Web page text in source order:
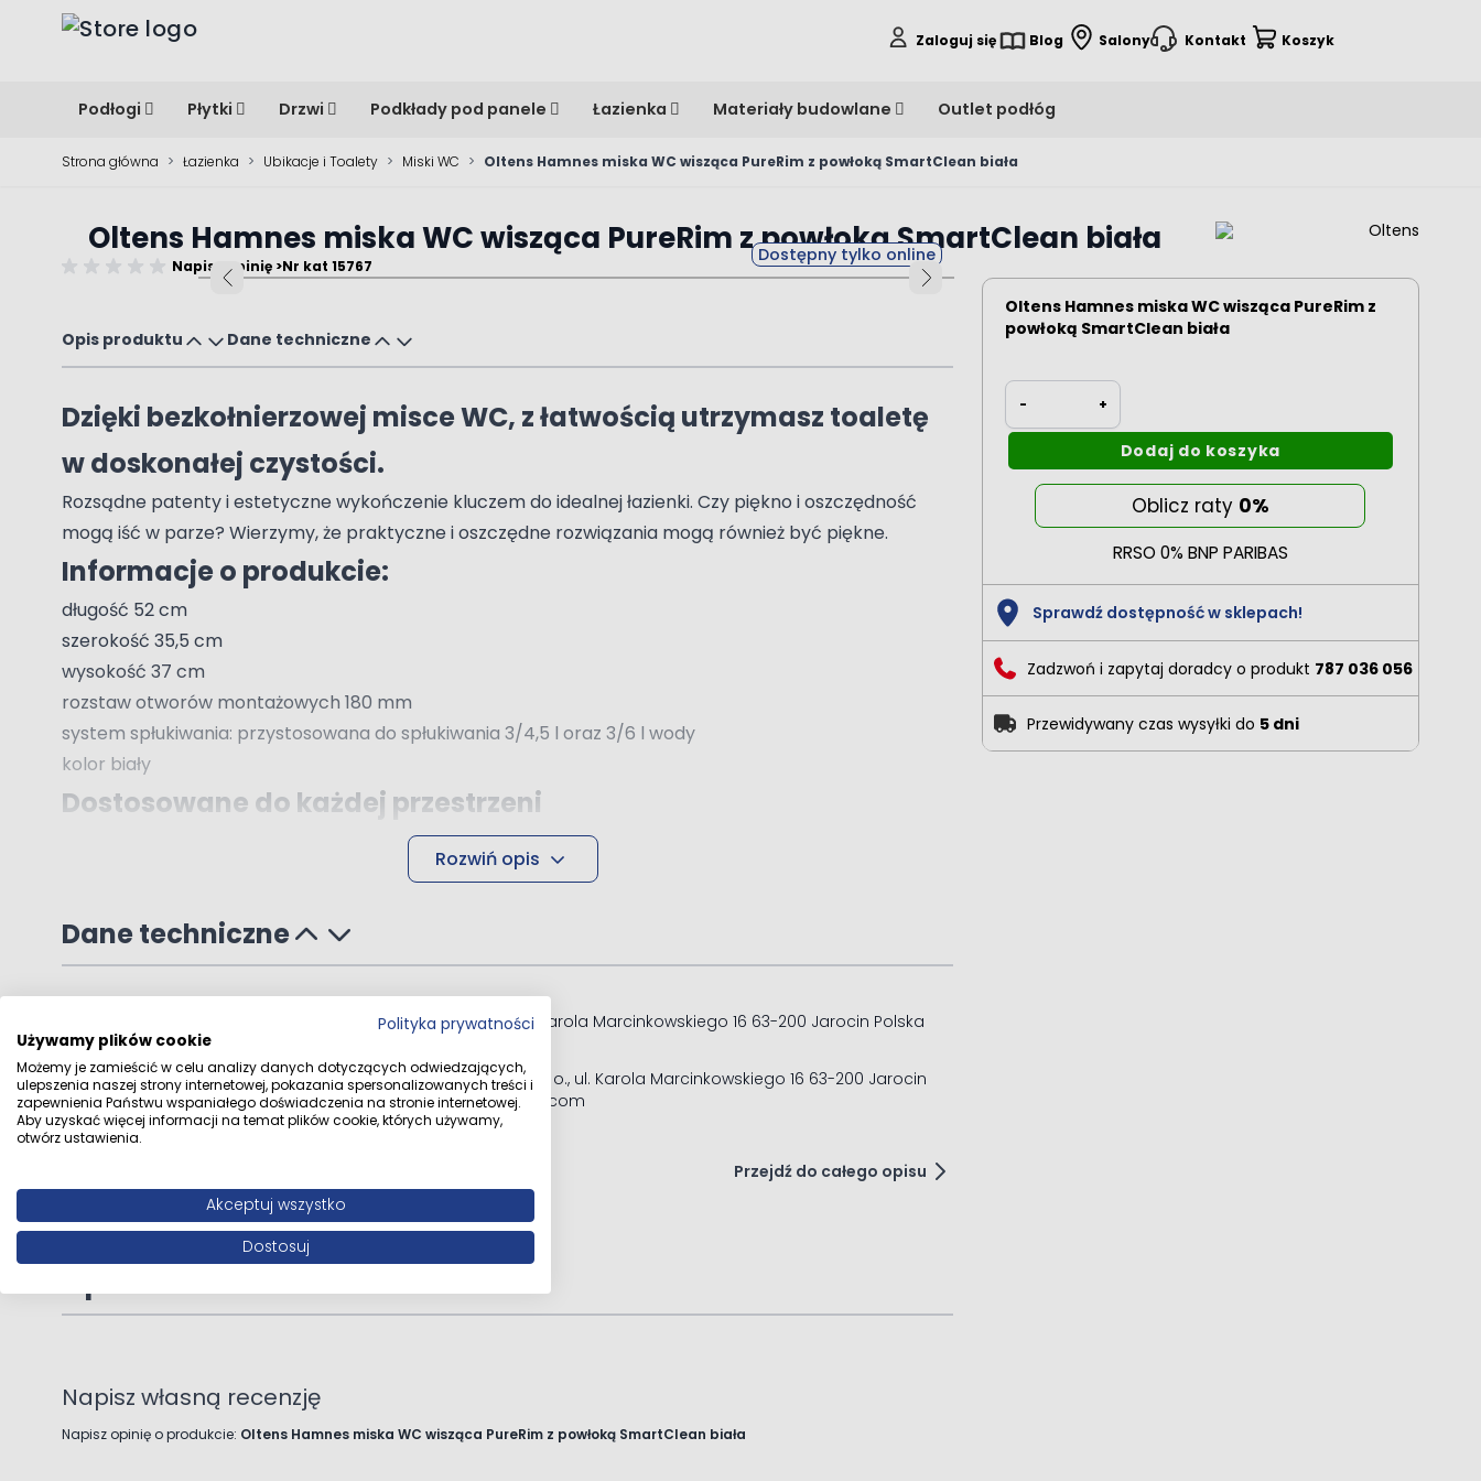
Przejdź do treści
Zaloguj się Blog Salony Kontakt Koszyk
Podłogi Płytki Drzwi Podkłady pod panele Łazienka Materiały budowlane Outlet podłóg
Strona główna > Łazienka > Ubikacje i Toalety > Miski WC > Oltens Hamnes miska WC wisząca PureRim z powłoką SmartClean biała
Oltens Hamnes miska WC wisząca PureRim z powłoką SmartClean biała
Napisz opinię >Nr kat 15767
Dostępny tylko online
Main image
Click to view image in fullscreen
Opis produktu Dane techniczne
Dzięki bezkołnierzowej misce WC, z łatwością utrzymasz toaletę
w doskonałej czystości.
Rozsądne patenty i estetyczne wykończenie kluczem do idealnej łazienki. Czy piękno i oszczędność
mogą iść w parze? Wierzymy, że praktyczne i oszczędne rozwiązania mogą również być piękne.
Informacje o produkcie:
długość 52 cm
szerokość 35,5 cm
wysokość 37 cm
rozstaw otworów montażowych 180 mm
system spłukiwania: przystosowana do spłukiwania 3/4,5 l oraz 3/6 l wody
kolor biały
Dostosowane do każdej przestrzeni
Planując wszystkie elementy kolekcji wzięliśmy pod uwagę rozsądną cenę oraz systemy, które
pomogą kontrolować zużycie wody i energii, ale nie zapomnieliśmy o estetycznym wykończeniu.
Dedykowany stelaż podtynkowy
Dedykowany stelaż podtynkowy to pewność na długie lata.
Zawartość zestawu:
miska WC
zestaw montażowy
instrukcja montażu miski WC
Montaż podwieszanej miski WC
Rozwiń opis
Dane techniczne
Oltens Sp. z o. o. ul. Karola Marcinkowskiego 16 63-200 Jarocin Polska
Dane producenta
Oltens Oltens Sp. z o. o., ul. Karola Marcinkowskiego 16 63-200 Jarocin
Polskabiuro@oltens.com
Przejdź do całego opisu
Napisz własną recenzję
Napisz opinię o produkcie: Oltens Hamnes miska WC wisząca PureRim z powłoką SmartClean biała
Oltens Hamnes miska WC wisząca PureRim z
powłoką SmartClean biała
-
Ilość
+
Dodaj do koszyka
Oblicz raty 0%
RRSO 0% BNP PARIBAS
Zadzwoń i zapytaj doradcy o produkt 787 036 056
Przewidywany czas wysyłki do 5 dni
Sprawdź dostępność w sklepach!
Polityka prywatności
Używamy plików cookie
Możemy je zamieścić w celu analizy danych dotyczących odwiedzających,
ulepszenia naszej strony internetowej, pokazania spersonalizowanych treści i
zapewnienia Państwu wspaniałego doświadczenia na stronie internetowej.
Aby uzyskać więcej informacji na temat plików cookie, których używamy,
otwórz ustawienia.
Akceptuj wszystko
Dostosuj